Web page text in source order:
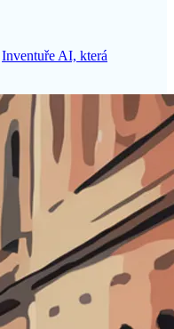
Inventuře AI, která